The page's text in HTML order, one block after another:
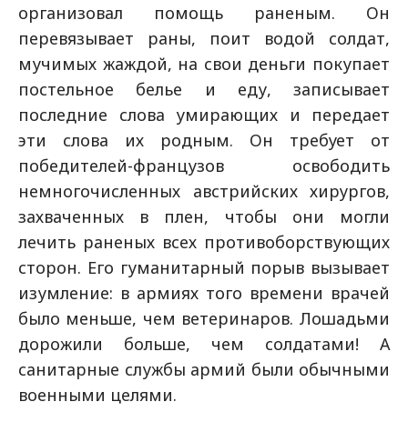
организовал помощь раненым. Он
перевязывает раны, поит водой солдат,
мучимых жаждой, на свои деньги покупает
постельное белье и еду, записывает
последние слова умирающих и передает
эти слова их родным. Он требует от
победителей-французов освободить
немногочисленных австрийских хирургов,
захваченных в плен, чтобы они могли
лечить раненых всех противоборствующих
сторон. Его гуманитарный порыв вызывает
изумление: в армиях того времени врачей
было меньше, чем ветеринаров. Лошадьми
дорожили больше, чем солдатами! А
санитарные службы армий были обычными
военными целями.